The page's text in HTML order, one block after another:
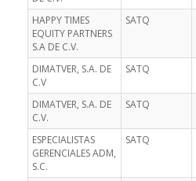
HAPPY TIMES
EQUITY PARTNERS
S.A DE C.V.
SATQ
DIMATVER, S.A. DE
C.V
SATQ
DIMATVER, S.A. DE
C.V.
SATQ
ESPECIALISTAS
GERENCIALES ADM,
S.C.
SATQ